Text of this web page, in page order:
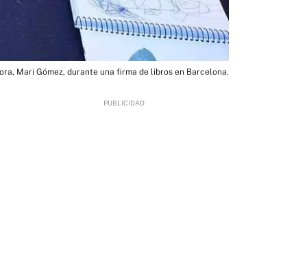
Mari Gómez, durante una firma de libros en Barcelona.